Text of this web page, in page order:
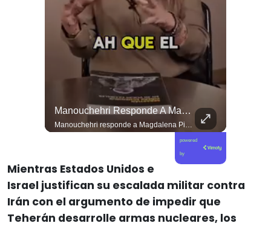
Manouchehri Responde A Magdalena Piñera: “Les Molesta Que Toquemos A Los Que Se Creían Intocables”, , El Diputado Daniel Manouchehri (PS) Respondió A Los Dichos...
Manouchehri responde a Magdalena Piñera: “Les molesta que toquemos a los que se creían intocables” El diputado Daniel Manouchehri (PS) respondió a los dichos de Magdalena Piñera, hija del expresidente Sebastián Piñera, quien en una entrevista afirmó que “no quiero un Congreso lleno de Manouchehris (…) nadie lo sigue”, en el marco de una reflexión sobre el debate público y el legado del exmandatario. El parlamentario por la Región de Coquimbo defendió su trabajo legislativo y fiscalizador, apuntando a que su respaldo ciudadano y sus acciones contra redes de poder contradicen las críticas formuladas por la hija del exmandatario. “Magdalena Piñera dice que nadie nos sigue. Los casi 100 mil votos en la última elección, récord histórico para un parlamentario en mi región, dicen otra cosa. Ese respaldo es un mandato para enfrentar los abusos de los poderosos. Nuestras acusaciones constitucionales terminaron con tres jueces destituidos y nuestras denuncias abrieron investigaciones penales en el Caso Hermosilla, entre ellas la que investiga a Chadwick”, indicó Manouchehri.
powered
by
Mientras Estados Unidos e
Israel justifican su escalada militar contra
Irán con el argumento de impedir que
Teherán desarrolle armas nucleares, los